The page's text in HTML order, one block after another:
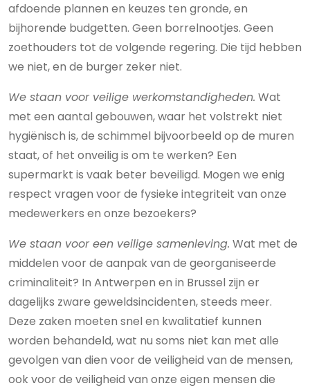
afdoende plannen en keuzes ten gronde, en
bijhorende budgetten. Geen borrelnootjes. Geen
zoethouders tot de volgende regering. Die tijd hebben
we niet, en de burger zeker niet.
We staan voor veilige werkomstandigheden. Wat
met een aantal gebouwen, waar het volstrekt niet
hygiënisch is, de schimmel bijvoorbeeld op de muren
staat, of het onveilig is om te werken? Een
supermarkt is vaak beter beveiligd. Mogen we enig
respect vragen voor de fysieke integriteit van onze
medewerkers en onze bezoekers?
We staan voor een veilige samenleving. Wat met de
middelen voor de aanpak van de georganiseerde
criminaliteit? In Antwerpen en in Brussel zijn er
dagelijks zware geweldsincidenten, steeds meer.
Deze zaken moeten snel en kwalitatief kunnen
worden behandeld, wat nu soms niet kan met alle
gevolgen van dien voor de veiligheid van de mensen,
ook voor de veiligheid van onze eigen mensen die